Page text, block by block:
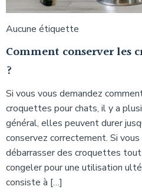
Aucune étiquette
Comment conserver les
?
Si vous vous demandez
croquettes pour chats, il y a
général, elles peuvent durer
conservez correctement. Si
débarrasser des croquettes
congeler pour une utilisation
consiste à […]